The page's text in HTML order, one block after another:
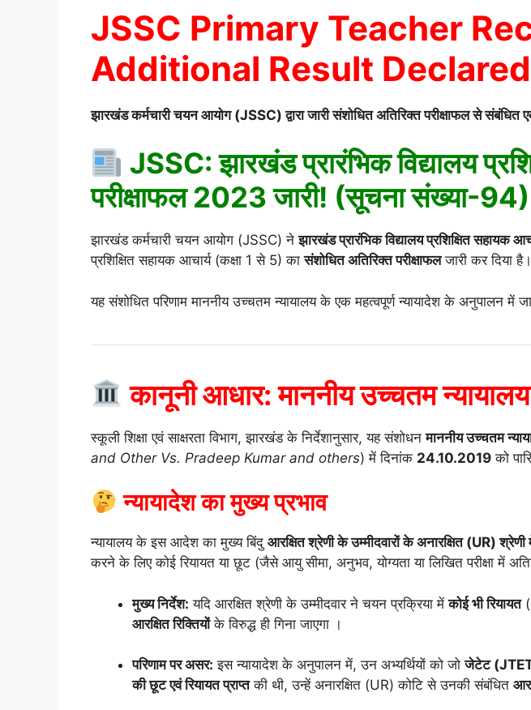
JSSC Primary Teacher
Additional Result Declared
झारखंड कर्मचारी चयन आयोग (JSSC) द्वारा जारी संशोधित अतिरिक्त परीक्षाफल से संबंधित
JSSC: झारखंड प्रारंभिक विद्यालय
परीक्षाफल 2023 जारी! (सूचना संख्या-94)
झारखंड कर्मचारी चयन आयोग (JSSC) नेझारखंड प्रारंभिक विद्यालय प्रशिक्षित
प्रशिक्षित सहायक आचार्य (कक्षा 1 से 5) कासंशोधित अतिरिक्त परीक्षाफलजारी कर दिया
यह संशोधित परिणाम माननीय उच्चतम न्यायालय के एक महत्वपूर्ण न्यायादेश के अनुपालन में
कानूनी आधार: माननीय उच्चतम
स्कूली शिक्षा एवं साक्षरता विभाग, झारखंड के निर्देशानुसार, यह संशोधनमाननीय उच्चतम
and Other Vs. Pradeep Kumar and others) में दिनांक 24.10.2019 को
न्यायादेश का मुख्य प्रभाव
न्यायालय के इस आदेश का मुख्य बिंदु आरक्षित श्रेणी के उम्मीदवारों के अनारक्षित (UR)
करने के लिए कोई रियायत या छूट (जैसे आयु सीमा, अनुभव, योग्यता या लिखित परीक्षा में
मुख्य निर्देश: यदि आरक्षित श्रेणी के उम्मीदवार ने चयन प्रक्रिया मेंकोई भी रियायत
आरक्षित रिक्तियोंके विरुद्ध ही गिना जाएगा ।
परिणाम पर असर: इस न्यायादेश के अनुपालन में, उन अभ्यर्थियों को जोजेटेट (JTET)
की छूट एवं रियायत प्राप्तकी थी, उन्हें अनारक्षित (UR) कोटि से उनकी संबंधित